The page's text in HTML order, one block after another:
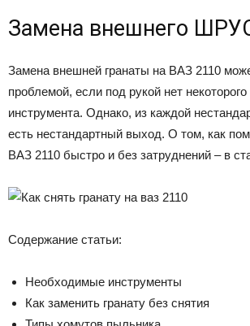
Замена внешнего
Замена внешней гранаты на ВАЗ 2110
проблемой, если под рукой нет
инструмента. Однако, из каждой
есть нестандартный выход. О том, как
ВАЗ 2110 быстро и без затруднений – в
Содержание статьи:
Необходимые инструменты
Как заменить гранату без снятия